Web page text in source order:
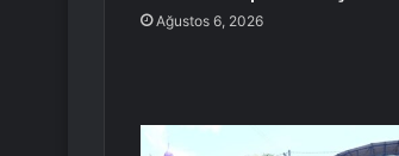
Ağustos 6, 2026